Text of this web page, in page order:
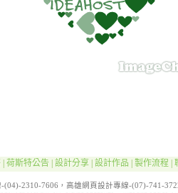
荷斯特公告 設計分享 設計作品 製作流程
(04)-2310-7606，高雄網頁設計專線-(07)-741-